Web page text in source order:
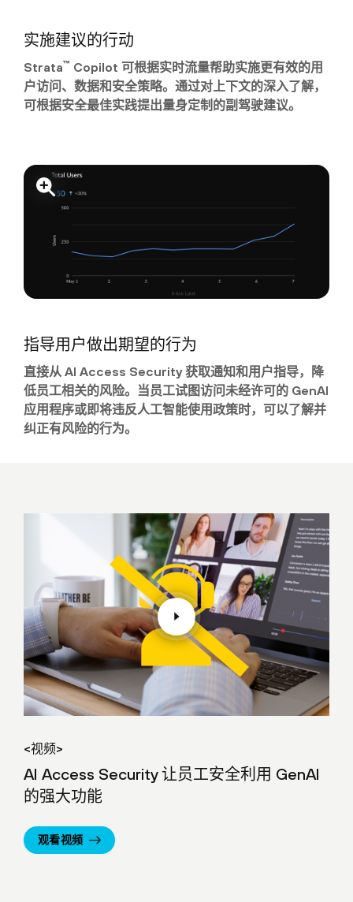
实施建议的行动
Strata™ Copilot 可根据实时流量帮助实施更有效的用
户访问、数据和安全策略。通过对上下文的深入了解，
可根据安全最佳实践提出量身定制的副驾驶建议。
指导用户做出期望的行为
直接从 AI Access Security 获取通知和用户指导，降
低员工相关的风险。当员工试图访问未经许可的 GenAI
应用程序或即将违反人工智能使用政策时，可以了解并
纠正有风险的行为。
<视频>
AI Access Security 让员工安全利用 GenAI
的强大功能
观看视频